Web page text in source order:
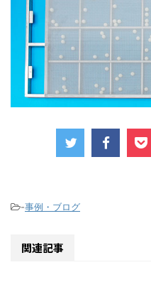
-事例・ブログ
関連記事